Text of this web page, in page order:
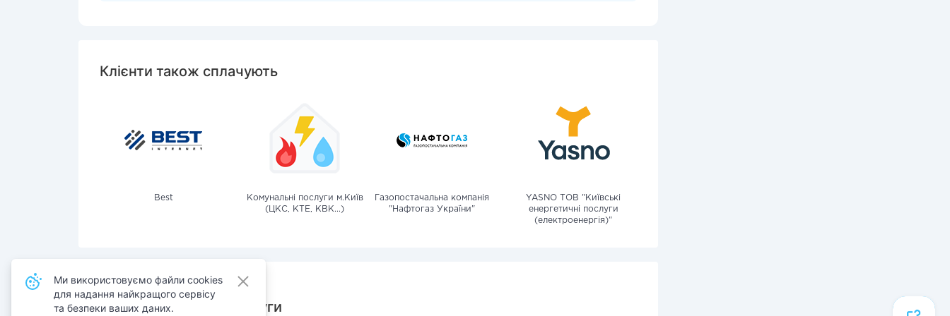
Клієнти також сплачують
Best
Комунальні послуги м.Київ
(ЦКС, КТЕ, КВК...)
Газопостачальна компанія
"Нафтогаз України"
YASNO ТОВ "Київські
енергетичні послуги
(електроенергія)"
Також сплачують послуги
Ми використовуємо файли cookies
для надання найкращого сервісу
та безпеки ваших даних.